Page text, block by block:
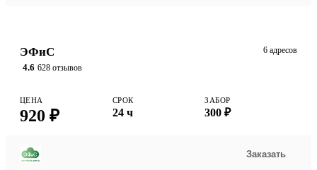
ЭФиС
4.6 628 отзывов
6 адресов
ЦЕНА
920 ₽
СРОК
24 ч
ЗАБОР
300 ₽
Заказать